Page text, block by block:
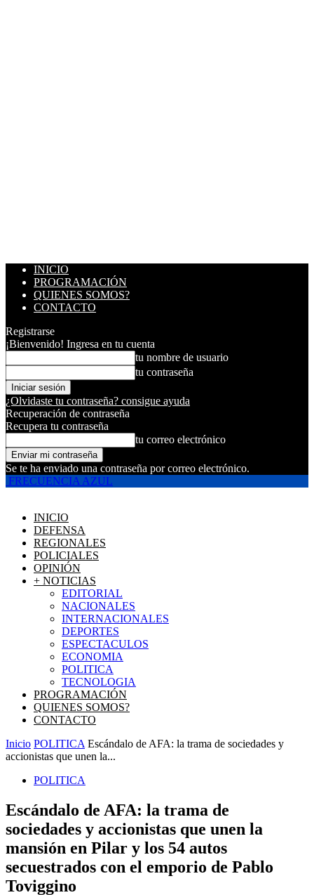
INICIO
PROGRAMACIÓN
QUIENES SOMOS?
CONTACTO
Registrarse
¡Bienvenido! Ingresa en tu cuenta
tu nombre de usuario
tu contraseña
¿Olvidaste tu contraseña? consigue ayuda
Recuperación de contraseña
Recupera tu contraseña
tu correo electrónico
Se te ha enviado una contraseña por correo electrónico.
FRECUENCIA AZUL
INICIO
DEFENSA
REGIONALES
POLICIALES
OPINIÓN
+ NOTICIAS
EDITORIAL
NACIONALES
INTERNACIONALES
DEPORTES
ESPECTACULOS
ECONOMIA
POLITICA
TECNOLOGIA
PROGRAMACIÓN
QUIENES SOMOS?
CONTACTO
Inicio POLITICA Escándalo de AFA: la trama de sociedades y
accionistas que unen la...
POLITICA
Escándalo de AFA: la trama de
sociedades y accionistas que unen la
mansión en Pilar y los 54 autos
secuestrados con el emporio de Pablo
Toviggino